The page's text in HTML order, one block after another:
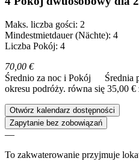
Maks. liczba gości: 2
Mindestmietdauer (Nächte): 4
Liczba Pokój: 4
70,00 €
Średnio za noc i Pokój
Średnia
okresu podróży. równa się 35,00 €
Otwórz kalendarz dostępności
Zapytanie bez zobowiązań
—
To zakwaterowanie przyjmuje